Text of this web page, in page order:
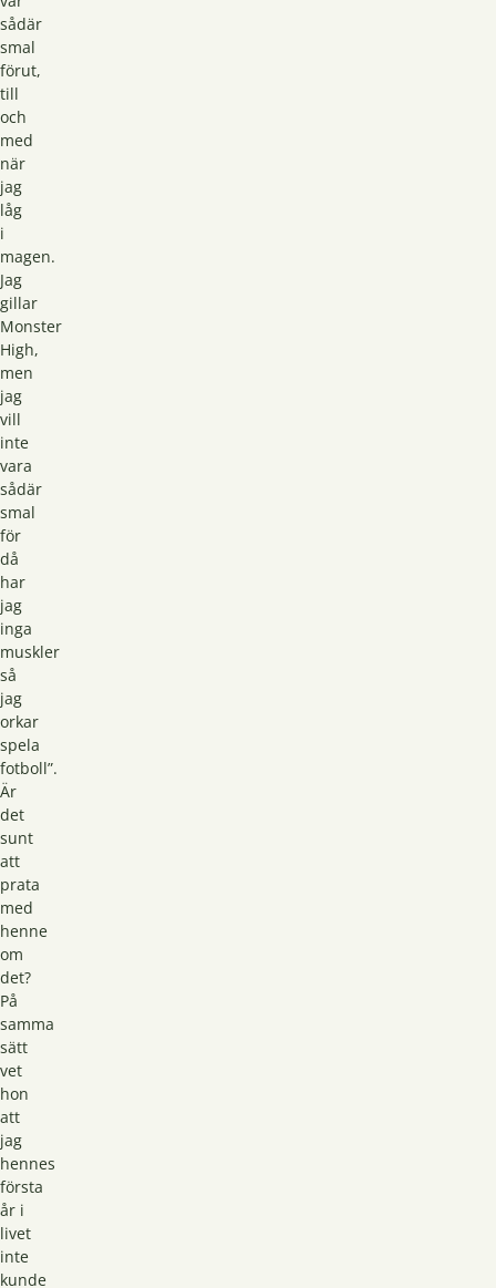
sådär
smal
förut,
till
och
med
när
jag
låg
i
magen.
Jag
gillar
Monster
High,
men
jag
vill
inte
vara
sådär
smal
för
då
har
jag
inga
muskler
så
jag
orkar
spela
fotboll”.
Är
det
sunt
att
prata
med
henne
om
det?
På
samma
sätt
vet
hon
att
jag
hennes
första
år i
livet
inte
kunde